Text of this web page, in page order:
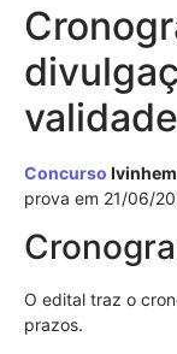
Concurso
prova em 21/06/
O edital traz o
prazos.